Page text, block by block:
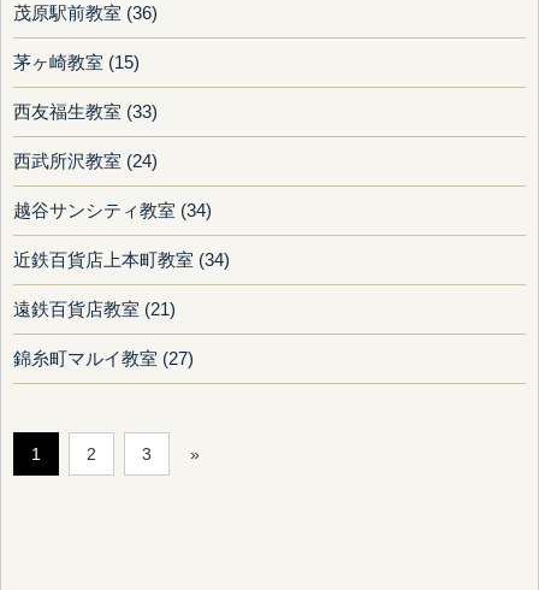
茂原駅前教室 (36)
茅ヶ崎教室 (15)
西友福生教室 (33)
西武所沢教室 (24)
越谷サンシティ教室 (34)
近鉄百貨店上本町教室 (34)
遠鉄百貨店教室 (21)
錦糸町マルイ教室 (27)
1 2 3 »